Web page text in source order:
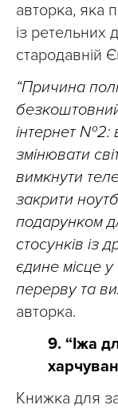
авторка, яка
із ретельних
стародавній
“Причина
інтернет №2:
змінювати
вимкнути
закрити
подарунком
стосунків із
єдине місце у
перерву та
авторка.
9. “Іжа
Книжка для